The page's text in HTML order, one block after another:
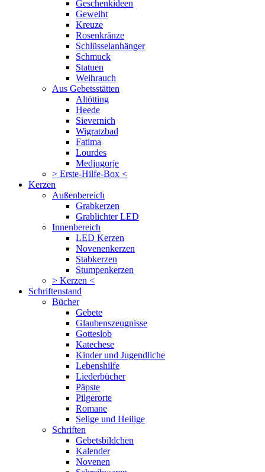
Geschenkideen
Geweiht
Kreuze
Rosenkränze
Schlüsselanhänger
Schmuck
Statuen
Weihrauch
Aus Gebetsstätten
Altötting
Heede
Sievernich
Wigratzbad
Fatima
Lourdes
Medjugorje
> Erste-Hilfe-Box <
Kerzen
Außenbereich
Grabkerzen
Grablichter LED
Innenbereich
LED Kerzen
Novenenkerzen
Stabkerzen
Stumpenkerzen
> Kerzen <
Schriftenstand
Bücher
Gebete
Glaubenszeugnisse
Gotteslob
Katechese
Kinder und Jugendliche
Lebenshilfe
Liederbücher
Päpste
Pilgerorte
Romane
Selige und Heilige
Schriften
Gebetsbildchen
Kalender
Novenen